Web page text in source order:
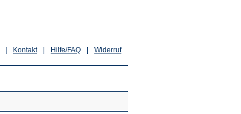
Widerruf
Hilfe/FAQ
Kontakt